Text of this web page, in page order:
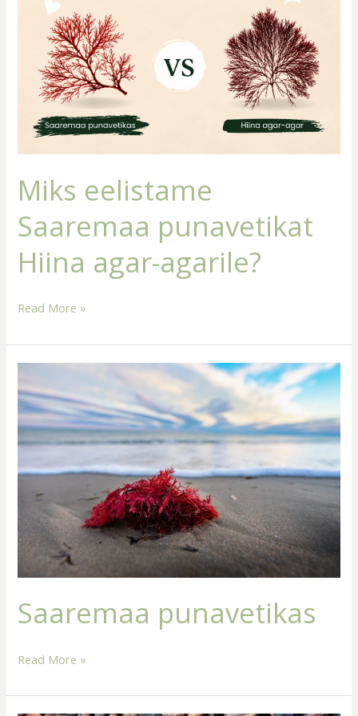
Miks eelistame
Saaremaa punavetikat
Hiina agar-agarile?
agar-
agarile?
Read More »
Saaremaa punavetikas
Saaremaa
punavetikas
Read More »